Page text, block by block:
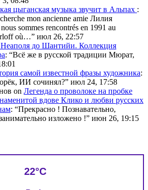
цыганская музыка звучит в Альпах :
mon ancienne amie Лилия
sommes rencontrés en 1991 au
où…” июл 26, 22:57
до Шантийи. Коллекция
: “Всё же в русской традиции Мюрат,
самой известной фразы художника:
ИИ сочинял?” июл 24, 17:58
on Легенда о проволоке на пробке
вдове Клико и любви русских
: “Прекрасно ! Познавательно,
изложено !” июн 26, 19:15
22°C